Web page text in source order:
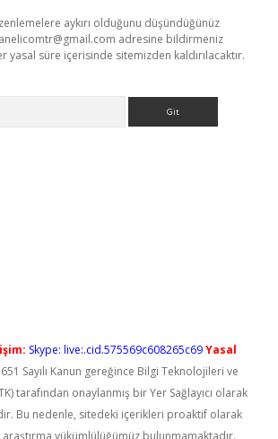
aykırı olduğunu düşündüğünüz
adresine bildirmeniz
yasal süre içerisinde sitemizden kaldırılacaktır.
Skype: live:.cid.575569c608265c69Yasal
Sayılı Kanun gereğince Bilgi Teknolojileri ve
tarafından onaylanmış bir Yer Sağlayıcı olarak
Bu nedenle, sitedeki içerikleri proaktif olarak
yükümlülüğümüz bulunmamaktadır.